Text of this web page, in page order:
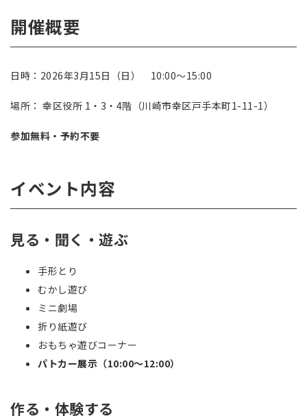
開催概要
日時：2026年3月15日（日） 10:00〜15:00
場所： 幸区役所 1・3・4階（川崎市幸区戸手本町1-11-1）
参加無料・予約不要
イベント内容
見る・聞く・遊ぶ
手形とり
むかし遊び
ミニ劇場
折り紙遊び
おもちゃ遊びコーナー
パトカー展示（10:00〜12:00）
作る・体験する